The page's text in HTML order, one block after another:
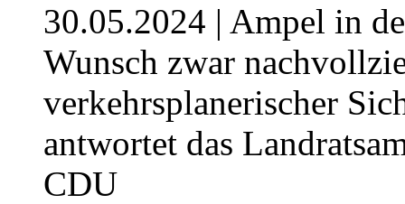
30.05.2024 | Ampel in
Wunsch zwar
verkehrsplanerischer
antwortet das
CDU